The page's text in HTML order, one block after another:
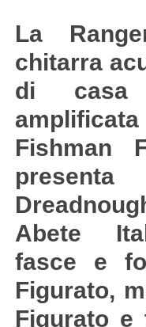
La
chitarra
di casa
Fishman
Abete
fasce e
Figurato,
Figurato e